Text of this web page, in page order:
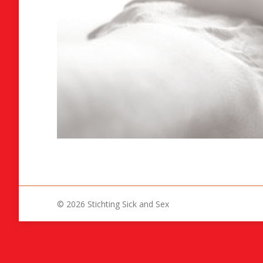
© 2026 Stichting Sick and Sex